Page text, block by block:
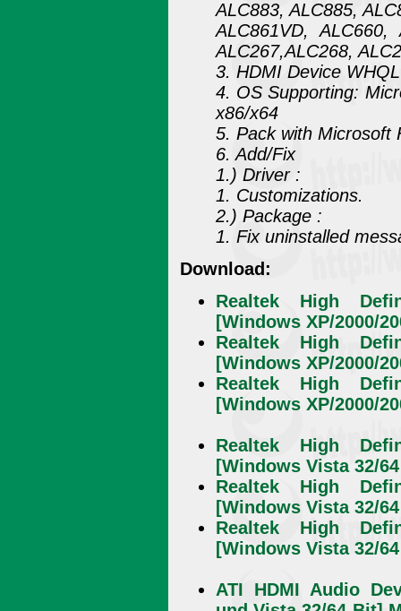
ALC883, ALC885,
ALC861VD,
ALC267,ALC268,
3. HDMI Device
4. OS Supporting:
x86/x64
5. Pack with Microsoft
6. Add/Fix
1.) Driver :
1. Customizations.
2.) Package :
1. Fix uninstalled
Download:
Realtek High
[Windows XP/2000/
Realtek High
[Windows XP/2000/
Realtek High
[Windows XP/2000/
Realtek High
[Windows Vista 32/
Realtek High
[Windows Vista 32/
Realtek High
[Windows Vista 32/
ATI HDMI Audio